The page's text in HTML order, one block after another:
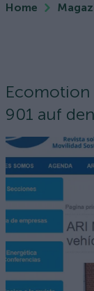
Home
Ecomotion
901 auf